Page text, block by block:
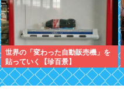
世界の「変わった自動販売機」を
貼っていく【珍百景】